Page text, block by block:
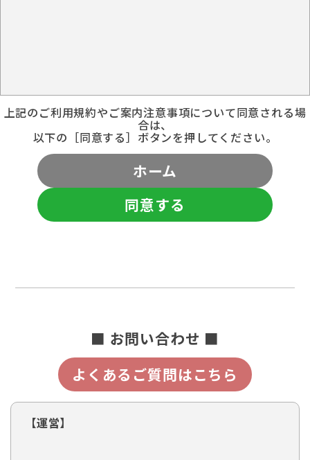
上記のご利用規約やご案内注意事項について同意される場
合は、
以下の［同意する］ボタンを押してください。
ホーム
同意する
■ お問い合わせ ■
よくあるご質問はこちら
【運営】